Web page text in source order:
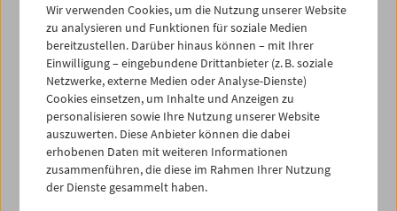
05
06 07 08 09 10 11
iCalender
Programmheft-PDF
English language or subtitles
Wir verwenden Cookies, um die Nutzung unserer Website
zu analysieren und Funktionen für soziale Medien
bereitzustellen. Darüber hinaus können – mit Ihrer
Einwilligung – eingebundene Drittanbieter (z. B. soziale
Netzwerke, externe Medien oder Analyse-Dienste)
Cookies einsetzen, um Inhalte und Anzeigen zu
personalisieren sowie Ihre Nutzung unserer Website
auszuwerten. Diese Anbieter können die dabei
erhobenen Daten mit weiteren Informationen
zusammenführen, die diese im Rahmen Ihrer Nutzung
der Dienste gesammelt haben.